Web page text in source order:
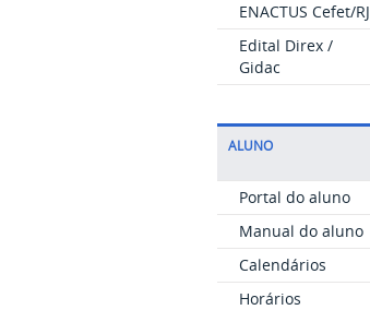
ENACTUS Cefet/RJ
Edital Direx /
Gidac
ALUNO
Portal do aluno
Manual do aluno
Calendários
Horários